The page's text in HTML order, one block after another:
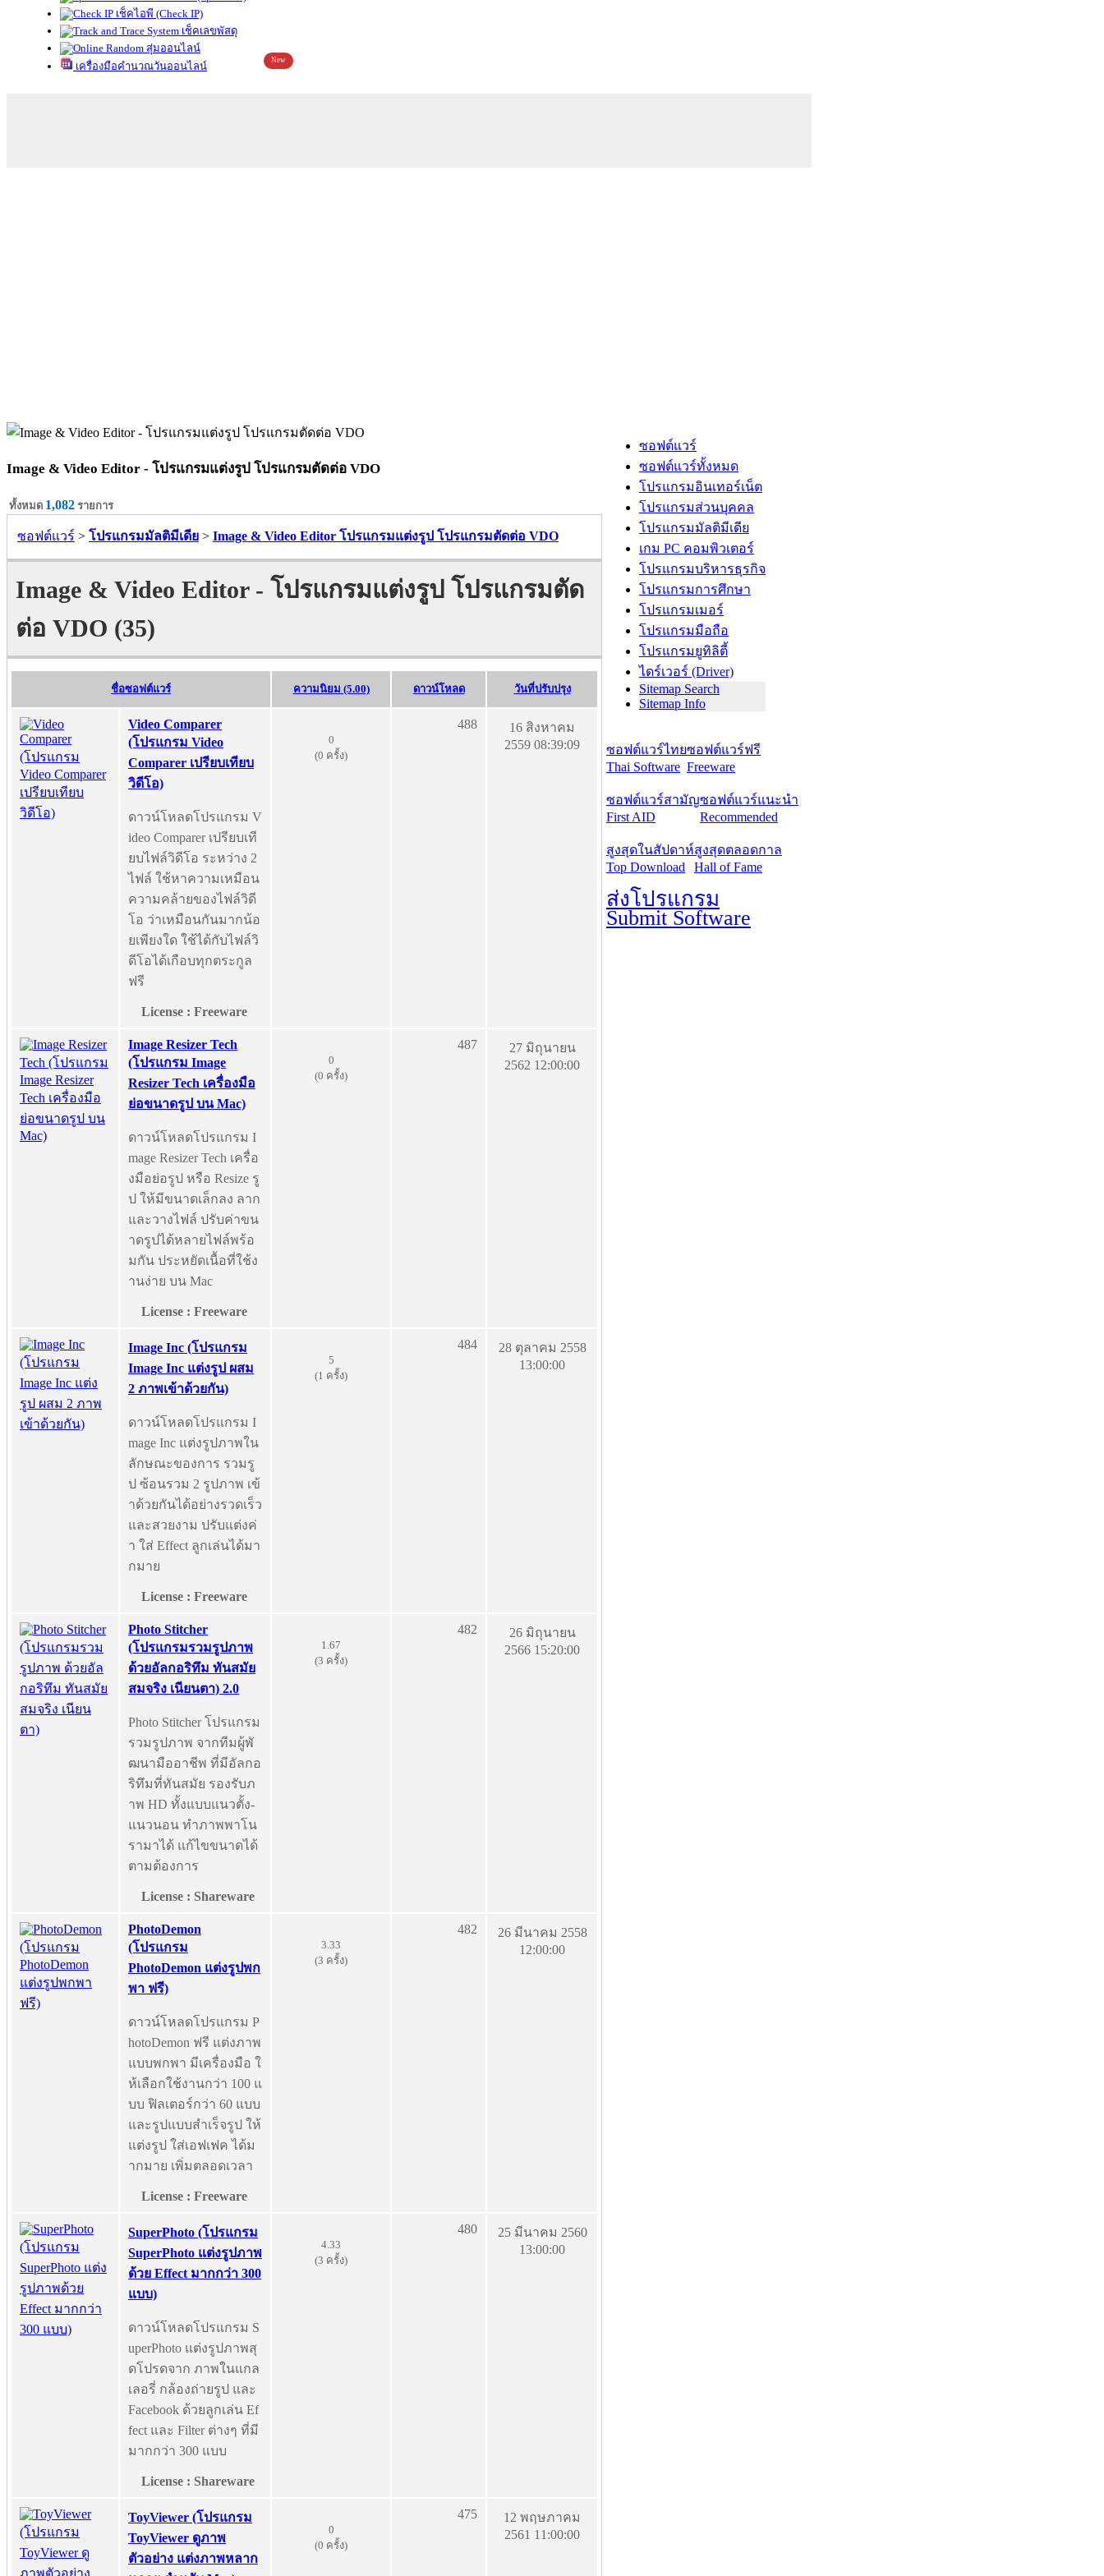
เช็คไอพี (Check IP)
เช็คเลขพัสดุ
สุ่มออนไลน์
เครื่องมือคำนวณวันออนไลน์
New
Image & Video Editor - โปรแกรมแต่งรูป โปรแกรมตัดต่อ VDO
ทั้งหมด 1,082 รายการ
ซอฟต์แวร์ > โปรแกรมมัลติมีเดีย > Image & Video Editor โปรแกรมแต่งรูป โปรแกรมตัดต่อ VDO
Image & Video Editor - โปรแกรมแต่งรูป โปรแกรมตัด
ต่อ VDO (35)
ชื่อซอฟต์แวร์ ความนิยม (5.00) ดาวน์โหลด วันที่ปรับปรุง
Video Comparer
(โปรแกรม Video
Comparer เปรียบเทียบ
วิดีโอ)
ดาวน์โหลดโปรแกรม V
ideo Comparer เปรียบเที
ยบไฟล์วิดีโอ ระหว่าง 2
ไฟล์ ใช้หาความเหมือน
ความคล้ายของไฟล์วิดี
โอ ว่าเหมือนกันมากน้อ
ยเพียงใด ใช้ได้กับไฟล์วิ
ดีโอได้เกือบทุกตระกูล
ฟรี
License : Freeware
0
(0 ครั้ง)
488
16 สิงหาคม
2559 08:39:09
Image Resizer Tech
(โปรแกรม Image
Resizer Tech เครื่องมือ
ย่อขนาดรูป บน Mac)
ดาวน์โหลดโปรแกรม I
mage Resizer Tech เครื่อ
งมือย่อรูป หรือ Resize รู
ป ให้มีขนาดเล็กลง ลาก
และวางไฟล์ ปรับค่าขน
าดรูปได้หลายไฟล์พร้อ
มกัน ประหยัดเนื้อที่ใช้ง
านง่าย บน Mac
License : Freeware
0
(0 ครั้ง)
487
27 มิถุนายน
2562 12:00:00
Image Inc (โปรแกรม
Image Inc แต่งรูป ผสม
2 ภาพเข้าด้วยกัน)
ดาวน์โหลดโปรแกรม I
mage Inc แต่งรูปภาพใน
ลักษณะของการ รวมรู
ป ซ้อนรวม 2 รูปภาพ เข้
าด้วยกันได้อย่างรวดเร็ว
และสวยงาม ปรับแต่งค่
า ใส่ Effect ลูกเล่นได้มา
กมาย
License : Freeware
5
(1 ครั้ง)
484
28 ตุลาคม 2558
13:00:00
Photo Stitcher
(โปรแกรมรวมรูปภาพ
ด้วยอัลกอริทึม ทันสมัย
สมจริง เนียนตา) 2.0
Photo Stitcher โปรแกรม
รวมรูปภาพ จากทีมผู้พั
ฒนามืออาชีพ ที่มีอัลกอ
ริทึมที่ทันสมัย รองรับภ
าพ HD ทั้งแบบแนวตั้ง-
แนวนอน ทำภาพพาโน
รามาได้ แก้ไขขนาดได้
ตามต้องการ
License : Shareware
1.67
(3 ครั้ง)
482
26 มิถุนายน
2566 15:20:00
PhotoDemon
(โปรแกรม
PhotoDemon แต่งรูปพก
พา ฟรี)
ดาวน์โหลดโปรแกรม P
hotoDemon ฟรี แต่งภาพ
แบบพกพา มีเครื่องมือ ใ
ห้เลือกใช้งานกว่า 100 แ
บบ ฟิลเตอร์กว่า 60 แบบ
และรูปแบบสำเร็จรูป ให้
แต่งรูป ใส่เอฟเฟค ได้ม
ากมาย เพิ่มตลอดเวลา
License : Freeware
3.33
(3 ครั้ง)
482
26 มีนาคม 2558
12:00:00
SuperPhoto (โปรแกรม
SuperPhoto แต่งรูปภาพ
ด้วย Effect มากกว่า 300
แบบ)
ดาวน์โหลดโปรแกรม S
uperPhoto แต่งรูปภาพสุ
ดโปรดจาก ภาพในแกล
เลอรี่ กล้องถ่ายรูป และ
Facebook ด้วยลูกเล่น Ef
fect และ Filter ต่างๆ ที่มี
มากกว่า 300 แบบ
License : Shareware
4.33
(3 ครั้ง)
480
25 มีนาคม 2560
13:00:00
ToyViewer (โปรแกรม
ToyViewer ดูภาพ
ตัวอย่าง แต่งภาพหลาก
0
(0 ครั้ง)
475
12 พฤษภาคม
2561 11:00:00
ซอฟต์แวร์
ซอฟต์แวร์ทั้งหมด
โปรแกรมอินเทอร์เน็ต
โปรแกรมส่วนบุคคล
โปรแกรมมัลติมีเดีย
เกม PC คอมพิวเตอร์
โปรแกรมบริหารธุรกิจ
โปรแกรมการศึกษา
โปรแกรมเมอร์
โปรแกรมมือถือ
โปรแกรมยูทิลิตี้
ไดร์เวอร์ (Driver)
Sitemap Search
Sitemap Info
ซอฟต์แวร์ไทย
Thai Software
ซอฟต์แวร์ฟรี
Freeware
ซอฟต์แวร์สามัญ
First AID
ซอฟต์แวร์แนะนำ
Recommended
สูงสุดในสัปดาห์
Top Download
สูงสุดตลอดกาล
Hall of Fame
ส่งโปรแกรม
Submit Software